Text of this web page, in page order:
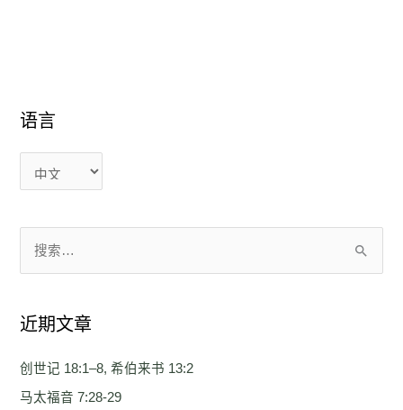
语言
语
近期文章
创世记 18:1–8, 希伯来书 13:2
马太福音 7:28-29
语